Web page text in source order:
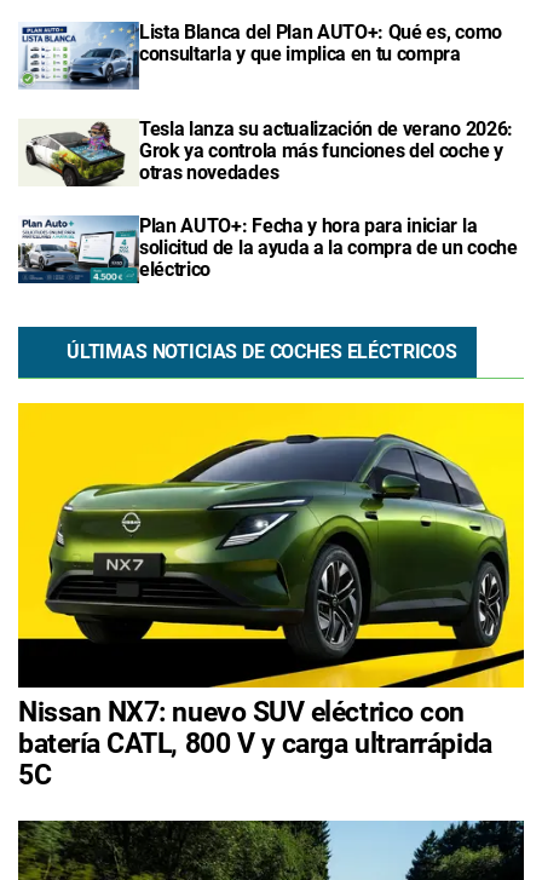
Lista Blanca del Plan AUTO+: Qué es, como
consultarla y que implica en tu compra
Tesla lanza su actualización de verano 2026:
Grok ya controla más funciones del coche y
otras novedades
Plan AUTO+: Fecha y hora para iniciar la
solicitud de la ayuda a la compra de un coche
eléctrico
ÚLTIMAS NOTICIAS DE COCHES ELÉCTRICOS
Nissan NX7: nuevo SUV eléctrico con
batería CATL, 800 V y carga ultrarrápida
5C